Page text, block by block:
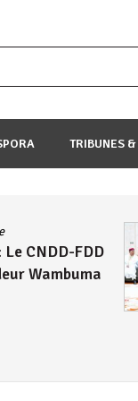
cakwibarutse
TRIBUNES
Community
avec
sur les